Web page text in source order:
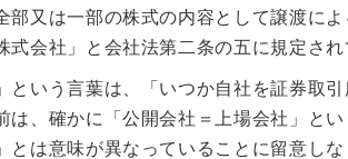
部又は一部の株式の内容として譲渡に
式会社」と会社法第二条の五に規定され
という言葉は、「いつか自社を証券取
は、確かに「公開会社＝上場会社」と
とは意味が異なっていることに留意しな